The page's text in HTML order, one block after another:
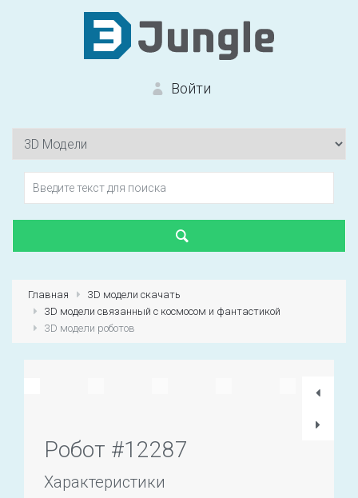
Войти
Первый раз? Зарегистрироваться
Главная
3D модели скачать
3D модели связанный с космосом и фантастикой
3D модели роботов
Робот #12287
Характеристики